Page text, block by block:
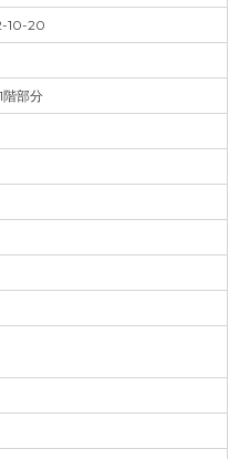
10-20
階部分